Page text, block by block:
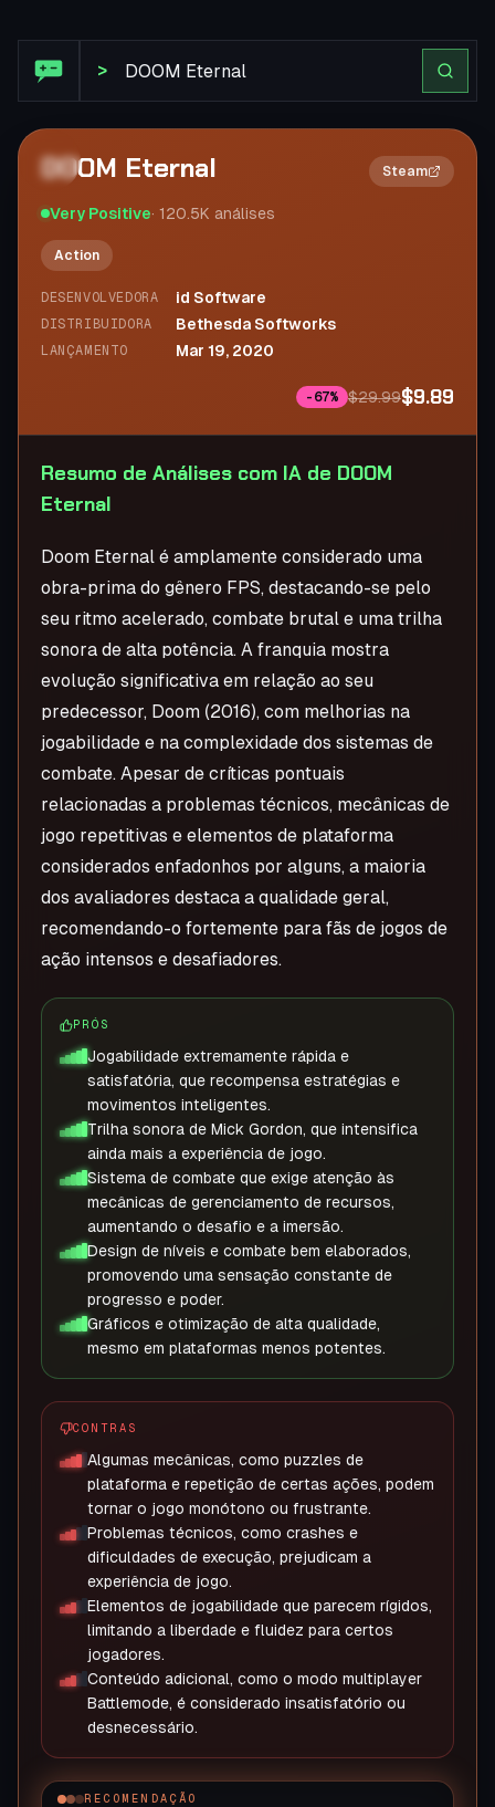
>
2×
DOOM Eternal Steam
Very Positive· 120.5K análises
Action
DESENVOLVEDORA id Software
DISTRIBUIDORA Bethesda Softworks
LANÇAMENTO Mar 19, 2020
- 67% $29.99$9.89
Resumo de Análises com IA de DOOM
Eternal
Doom Eternal é amplamente considerado uma
obra-prima do gênero FPS, destacando-se pelo
seu ritmo acelerado, combate brutal e uma trilha
sonora de alta potência. A franquia mostra
evolução significativa em relação ao seu
predecessor, Doom (2016), com melhorias na
jogabilidade e na complexidade dos sistemas de
combate. Apesar de críticas pontuais
relacionadas a problemas técnicos, mecânicas de
jogo repetitivas e elementos de plataforma
considerados enfadonhos por alguns, a maioria
dos avaliadores destaca a qualidade geral,
recomendando-o fortemente para fãs de jogos de
ação intensos e desafiadores.
PRÓS
Jogabilidade extremamente rápida e
satisfatória, que recompensa estratégias e
movimentos inteligentes.
Trilha sonora de Mick Gordon, que intensifica
ainda mais a experiência de jogo.
Sistema de combate que exige atenção às
mecânicas de gerenciamento de recursos,
aumentando o desafio e a imersão.
Design de níveis e combate bem elaborados,
promovendo uma sensação constante de
progresso e poder.
Gráficos e otimização de alta qualidade,
mesmo em plataformas menos potentes.
CONTRAS
Algumas mecânicas, como puzzles de
plataforma e repetição de certas ações, podem
tornar o jogo monótono ou frustrante.
Problemas técnicos, como crashes e
dificuldades de execução, prejudicam a
experiência de jogo.
Elementos de jogabilidade que parecem rígidos,
limitando a liberdade e fluidez para certos
jogadores.
Conteúdo adicional, como o modo multiplayer
Battlemode, é considerado insatisfatório ou
desnecessário.
RECOMENDAÇÃO